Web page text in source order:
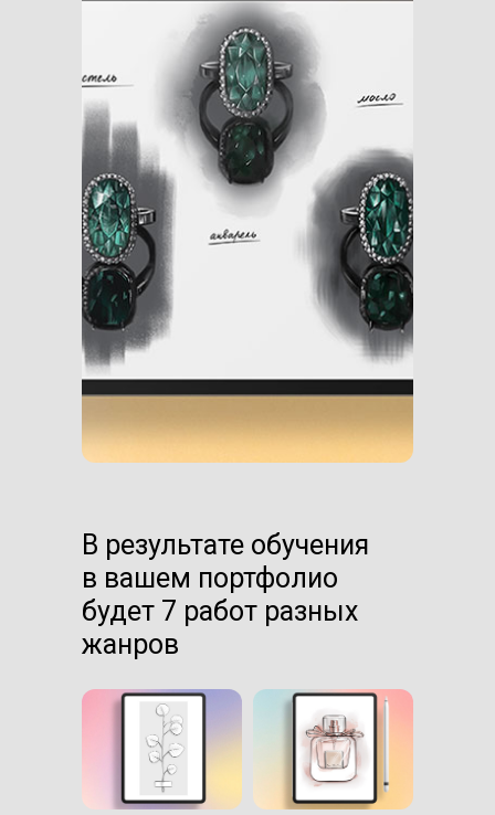
В результате обучения
в вашем портфолио
будет 7 работ разных
жанров